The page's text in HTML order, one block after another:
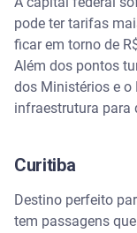
pode ter tarifas
ficar em torno de
Além dos pontos
dos Ministérios e o
infraestrutura para
Curitiba
Destino perfeito
tem passagens